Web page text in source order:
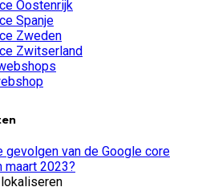
Oostenrijk
Spanje
Zweden
Zwitserland
gevolgen van de Google core
maart 2023?